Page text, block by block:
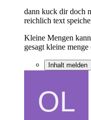
dann kuck dir doch
reichlich text
Kleine Mengen
gesagt kleine
Inhalt melden